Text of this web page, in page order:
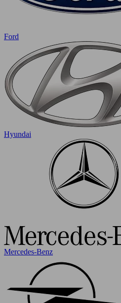
Ford
Hyundai
Mercedes-Benz